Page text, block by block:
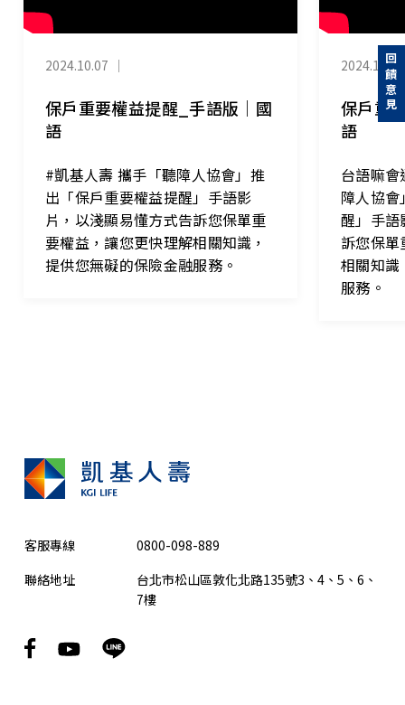
2024.10.07 ｜
保戶重要權益提醒_手語版｜國
語
#凱基人壽 攜手「聽障人協會」推
出「保戶重要權益提醒」手語影
片，以淺顯易懂方式告訴您保單重
要權益，讓您更快理解相關知識，
提供您無礙的保險金融服務。
2024.10.07
保戶重
語
台語嘛
障人協
醒」手語
訴您保
相關知識
服務。
客服專線
0800-098-889
聯絡地址
台北市松山區敦化北路135號3、4、5、6、
7樓
回饋意見